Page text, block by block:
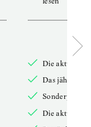
Die aktuelle
Das jährliche
Die aktuelle